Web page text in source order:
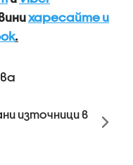
харесайте и
.
източници в